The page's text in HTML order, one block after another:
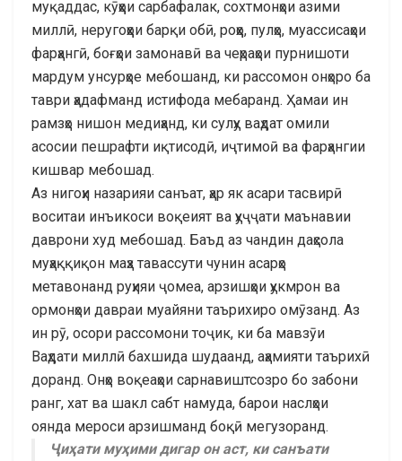
муқаддас, кӯҳҳои сарбафалак, сохтмонҳои азими
миллӣ, неругоҳҳои барқи обӣ, роҳҳо, пулҳо, муассисаҳои
фарҳангӣ, боғҳои замонавӣ ва чеҳраҳои пурнишоти
мардум унсурҳое мебошанд, ки рассомон онҳоро ба
таври ҳадафманд истифода мебаранд. Ҳамаи ин
рамзҳо нишон медиҳанд, ки сулҳу ваҳдат омили
асосии пешрафти иқтисодӣ, иҷтимоӣ ва фарҳангии
кишвар мебошад.
Аз нигоҳи назарияи санъат, ҳар як асари тасвирӣ
воситаи инъикоси воқеият ва ҳуҷҷати маънавии
даврони худ мебошад. Баъд аз чандин даҳсола
муҳаққиқон маҳз тавассути чунин асарҳо
метавонанд руҳияи ҷомеа, арзишҳои ҳукмрон ва
ормонҳои давраи муайяни таърихиро омӯзанд. Аз
ин рӯ, осори рассомони тоҷик, ки ба мавзӯи
Ваҳдати миллӣ бахшида шудаанд, аҳамияти таърихӣ
доранд. Онҳо воқеаҳои сарнавиштсозро бо забони
ранг, хат ва шакл сабт намуда, барои наслҳои
оянда мероси арзишманд боқӣ мегузоранд.
Ҷиҳати муҳими дигар он аст, ки санъати